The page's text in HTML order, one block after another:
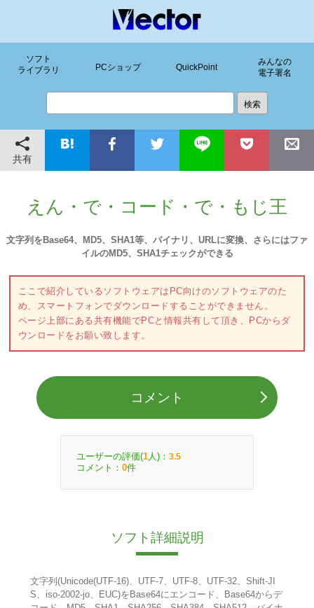
ソフト
ライブラリ
PCショップ QuickPoint
みんなの
電子署名
共有
えん・で・コード・で・もじ王
文字列をBase64、MD5、SHA1等、バイナリ、URLに変換、さらにはファ
イルのMD5、SHA1チェックができる
ここで紹介しているソフトウェアはPC向けのソフトウェアのた
め、スマートフォンでダウンロードすることができません。
ページ上部にある共有機能でPCと情報共有して頂き、PCからダ
ウンロードをお願い致します。
コメント
ユーザーの評価(1 人)： 3.5
コメント： 0件
ソフト詳細説明
文字列(Unicode(UTF-16)、UTF-7、UTF-8、UTF-32、Shift-JI
S、iso-2002-jo、EUC)をBase64にエンコード、Base64からデ